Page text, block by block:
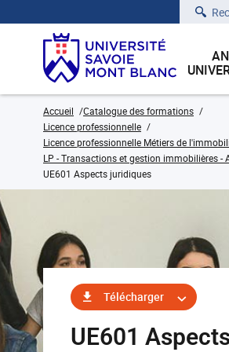
Accueil
Catalogue des formations
Licence professionnelle
Licence professionnelle Métiers de
LP - Transactions et gestion immobilières -
UE601 Aspects juridiques
Télécharger
UE601